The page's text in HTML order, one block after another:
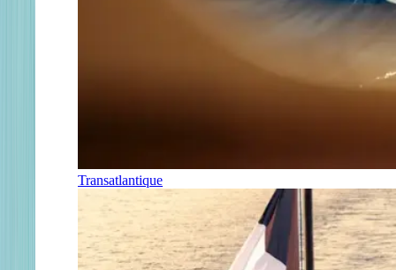
Transatlantique